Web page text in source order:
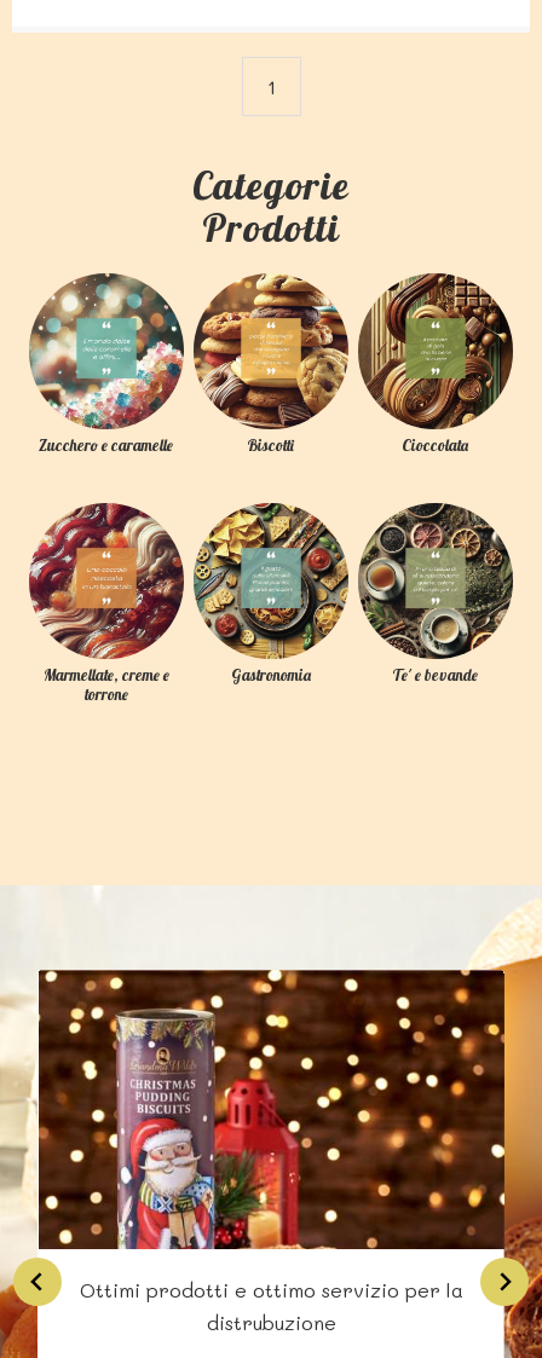
1
Categorie
Prodotti
Zucchero e caramelle Biscotti Cioccolata
Marmellate, creme e
torrone
Gastronomia Te' e bevande
Ottimi prodotti e ottimo servizio per la
distrubuzione